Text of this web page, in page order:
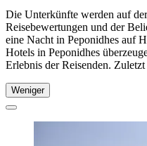
Die Unterkünfte werden auf
Reisebewertungen und der
eine Nacht in Peponidhes auf
Hotels in Peponidhes
Erlebnis der Reisenden.
Weniger